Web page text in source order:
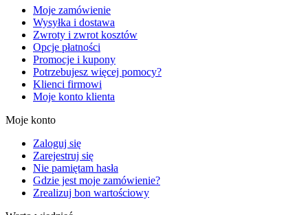
Moje zamówienie
Wysyłka i dostawa
Zwroty i zwrot kosztów
Opcje płatności
Promocje i kupony
Potrzebujesz więcej pomocy?
Klienci firmowi
Moje konto klienta
Moje konto
Zaloguj się
Zarejestruj się
Nie pamiętam hasła
Gdzie jest moje zamówienie?
Zrealizuj bon wartościowy